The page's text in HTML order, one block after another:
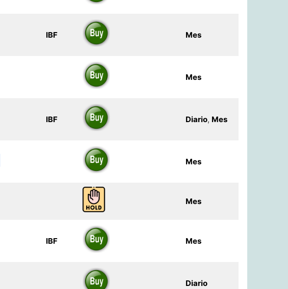
IBF Mes
Mes
IBF Diario, Mes
Mes
Mes
IBF Mes
Diario